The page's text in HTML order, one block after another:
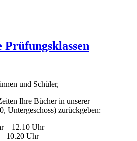
und Schüler,
Ihre Bücher in unserer
Untergeschoss) zurückgeben:
– 12.10 Uhr
10.20 Uhr